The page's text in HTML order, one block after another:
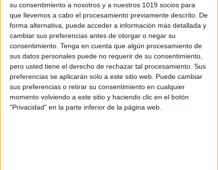
su consentimiento a nosotros y a nuestros 1019 socios para
que llevemos a cabo el procesamiento previamente descrito. De
forma alternativa, puede acceder a información más detallada y
cambiar sus preferencias antes de otorgar o negar su
consentimiento. Tenga en cuenta que algún procesamiento de
sus datos personales puede no requerir de su consentimiento,
pero usted tiene el derecho de rechazar tal procesamiento. Sus
preferencias se aplicarán solo a este sitio web. Puede cambiar
sus preferencias o retirar su consentimiento en cualquier
momento volviendo a este sitio y haciendo clic en el botón
"Privacidad" en la parte inferior de la página web.